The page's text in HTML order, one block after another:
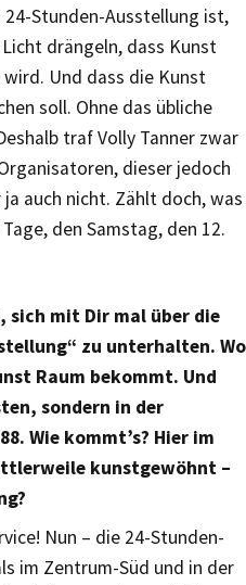
Stunden-Ausstellung ist,
drängeln, dass Kunst
Und dass die Kunst
soll. Ohne das übliche
traf Volly Tanner zwar
dieser jedoch
auch nicht. Zählt doch, was
den Samstag, den 12.
sich mit Dir mal über die
zu unterhalten. Wo
Raum bekommt. Und
sondern in der
Wie kommt’s? Hier im
kunstgewöhnt –
Nun – die 24-Stunden-
im Zentrum-Süd und in der